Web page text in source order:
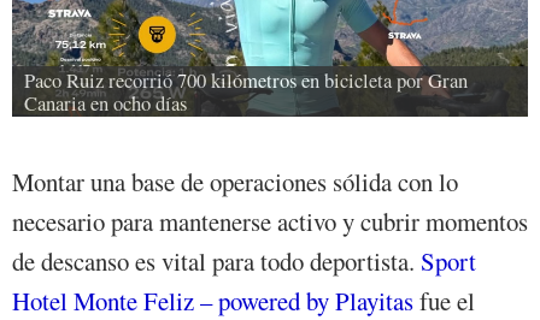
Paco Ruiz recorrió 700 kilómetros en bicicleta por Gran
Canaria en ocho días
Montar una base de operaciones sólida con lo
necesario para mantenerse activo y cubrir momentos
de descanso es vital para todo deportista. Sport
Hotel Monte Feliz – powered by Playitasfue el